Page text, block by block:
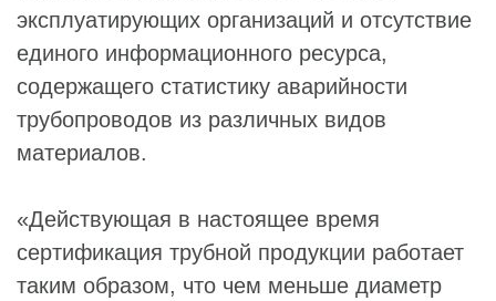
эксплуатирующих организаций и отсутствие
единого информационного ресурса,
содержащего статистику аварийности
трубопроводов из различных видов
материалов.
«Действующая в настоящее время
сертификация трубной продукции работает
таким образом, что чем меньше диаметр